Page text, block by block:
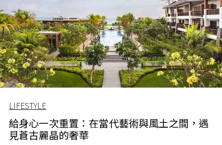
LIFESTYLE
給身心一次重置：在當代藝術與風土之間，遇
見蒼古麗晶的奢華